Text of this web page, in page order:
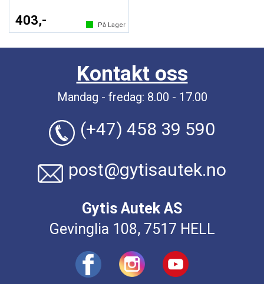
403,- På Lager
Kontakt oss
Mandag - fredag: 8.00 - 17.00
(+47) 458 39 590
post@gytisautek.no
Gytis Autek AS
Gevinglia 108, 7517 HELL